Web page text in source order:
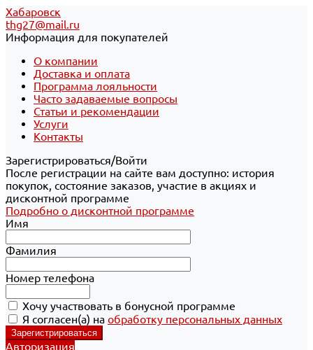
Хабаровск
thg27@mail.ru
Информация для покупателей
О компании
Доставка и оплата
Программа лояльности
Часто задаваемые вопросы
Статьи и рекомендации
Услуги
Контакты
Зарегистрироваться/Войти
После регистрации на сайте вам доступно: история
покупок, состояние заказов, участие в акциях и
дисконтной программе
Подробно о дисконтной программе
Имя
Фамилия
Номер телефона
Хочу участвовать в бонусной программе
Я согласен(а) на обработку персональных данных
Авторизация